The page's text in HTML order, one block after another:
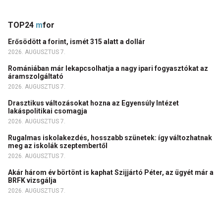
TOP24 mfor
Erősödött a forint, ismét 315 alatt a dollár
2026. AUGUSZTUS 7.
Romániában már lekapcsolhatja a nagy ipari fogyasztókat az
áramszolgáltató
2026. AUGUSZTUS 7.
Drasztikus változásokat hozna az Egyensúly Intézet
lakáspolitikai csomagja
2026. AUGUSZTUS 7.
Rugalmas iskolakezdés, hosszabb szünetek: így változhatnak
meg az iskolák szeptembertől
2026. AUGUSZTUS 7.
Akár három év börtönt is kaphat Szijjártó Péter, az ügyét már a
BRFK vizsgálja
2026. AUGUSZTUS 7.